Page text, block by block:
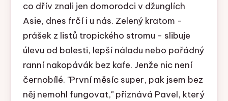
co dřív znali jen domorodci v džunglích
Asie, dnes frčí i u nás. Zelený kratom -
prášek z listů tropického stromu - slibuje
úlevu od bolesti, lepší náladu nebo pořádný
ranní nakopávák bez kafe. Jenže nic není
černobílé. "První měsíc super, pak jsem bez
něj nemohl fungovat," přiznává Pavel, který